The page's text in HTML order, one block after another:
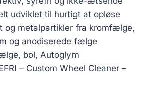
kr..
er:
114.00 kr..
udviklet til hurtigt at opløse
og metalpartikler fra kromfælge,
og anodiserede fælge
bol, Autoglym
– Custom Wheel Cleaner –